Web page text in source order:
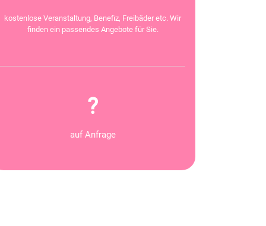
kostenlose Veranstaltung, Benefiz, Freibäder etc. Wir
finden ein passendes Angebote für Sie.
?
auf Anfrage